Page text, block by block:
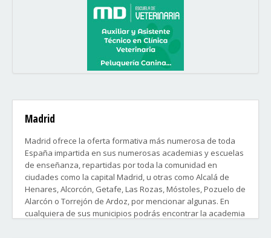
Madrid
Madrid ofrece la oferta formativa más numerosa de toda
España impartida en sus numerosas academias y escuelas
de enseñanza, repartidas por toda la comunidad en
ciudades como la capital Madrid, u otras como Alcalá de
Henares, Alcorcón, Getafe, Las Rozas, Móstoles, Pozuelo de
Alarcón o Torrejón de Ardoz, por mencionar algunas. En
cualquiera de sus municipios podrás encontrar la academia